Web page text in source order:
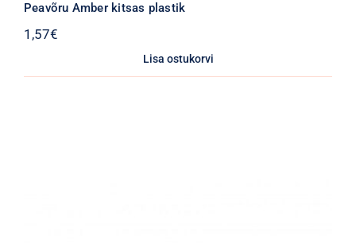
Peavõru Amber kitsas plastik
1,57€
Lisa ostukorvi